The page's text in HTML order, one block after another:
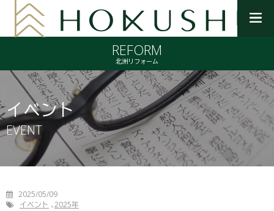
を
開
く
REFORM
北洲リフォーム
イベント
EVENT
2025/05/09
イベント
2025年